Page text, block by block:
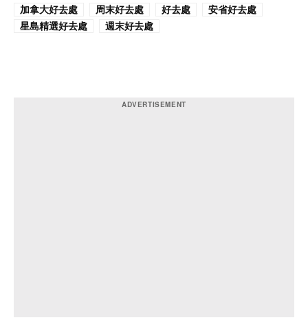
加拿大好去處
周末好去處 好去處
安省好去處
星島精選好去處
週末好去處